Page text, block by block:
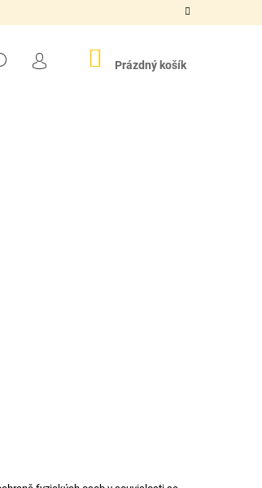
HLEDAT
PŘIHLÁŠENÍ
NÁKUPNÍ
KOŠÍK
Prázdný košík